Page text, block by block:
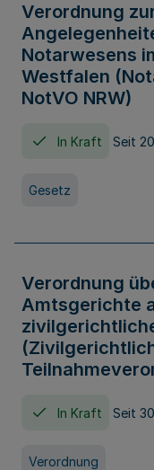
Verordnung
Notarwesens
Westfalen
NotVO NRW)
In Kraft Seit
Gesetz
Verordnung
Amtsgerichte
In Kraft Seit
Verordnung